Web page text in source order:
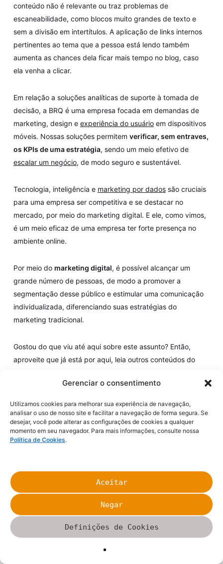
Gerenciar o consentimento
Utilizamos cookies para melhorar sua experiência de navegação,
analisar o uso de nosso site e facilitar a navegação de forma segura. Se
desejar, você pode alterar as configurações de cookies a qualquer
momento em seu navegador. Para mais informações, consulte nossa
Política de Cookies.
Aceitar
Negar
Definições de Cookies
conteúdo não é relevante ou traz problemas de
escaneabilidade, como blocos muito grandes de texto e
sem a divisão em intertítulos. A aplicação de links internos
pertinentes ao tema que a pessoa está lendo também
aumenta as chances dela ficar mais tempo no blog, caso
ela venha a clicar.
Em relação a soluções analíticas de suporte à tomada de
decisão, a BRQ é uma empresa focada em demandas de
marketing, design e experiência do usuárioem dispositivos
móveis. Nossas soluções permitem verificar, sem entraves,
os KPIs de uma estratégia, sendo um meio efetivo de
escalar um negócio, de modo seguro e sustentável.
Tecnologia, inteligência e marketing por dadossão cruciais
para uma empresa ser competitiva e se destacar no
mercado, por meio do marketing digital. E ele, como vimos,
é um meio eficaz de uma empresa ter forte presença no
ambiente online.
Por meio do marketing digital, é possível alcançar um
grande número de pessoas, de modo a promover a
segmentação desse público e estimular uma comunicação
individualizada, diferenciando suas estratégias do
marketing tradicional.
Gostou do que viu até aqui sobre este assunto? Então,
aproveite que já está por aqui, leia outros conteúdos do
Sobre o Autor
Desde 1993 no mercado, a BRQ Digital
Solutions se consolidou como líder e uma
das maiores empresas de Transformação